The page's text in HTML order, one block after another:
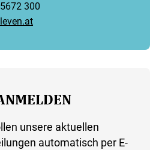
300
unsere aktuellen
automatisch per E-